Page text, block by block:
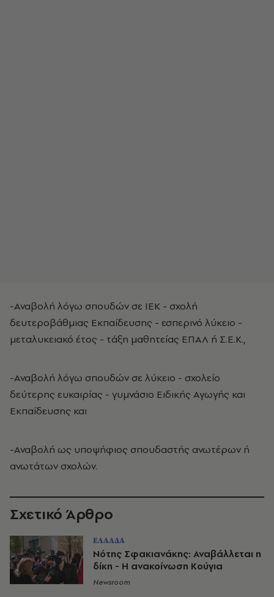
-Αναβολή λόγω σπουδών σε ΙΕΚ - σχολή
δευτεροβάθμιας Εκπαίδευσης - εσπερινό λύκειο -
μεταλυκειακό έτος - τάξη μαθητείας ΕΠΑΛ ή Σ.Ε.Κ.,
-Αναβολή λόγω σπουδών σε λύκειο - σχολείο
δεύτερης ευκαιρίας - γυμνάσιο Ειδικής Αγωγής και
Εκπαίδευσης και
-Αναβολή ως υποψήφιος σπουδαστής ανωτέρων ή
ανωτάτων σχολών.
Σχετικό Άρθρο
ΕΛΛΑΔΑ
Νότης Σφακιανάκης: Αναβάλλεται η
δίκη - Η ανακοίνωση Κούγια
Newsroom